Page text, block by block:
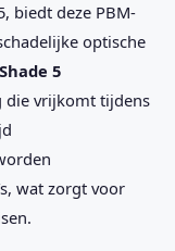
biedt deze PBM-
optische
Shade 5
die vrijkomt tijdens
wat zorgt voor